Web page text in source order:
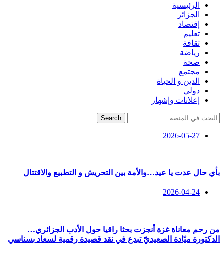
الرئيسية
الجزائر
إقتصاد
تعليم
ثقافة
رياضة
صحة
مجتمع
الدين و الحياة
دولي
إعلانات وإشهار
Search
2026-05-27
بأي حال عدت يا عيد…والأمة بين التحريش و التطبيع والاقتتال
2026-04-24
من رحم معاناة غزة أنجزت بحثا راقيا حول الأدب الجزائري…
الدكتورة ميّادة الصعيديّ تبدع في نقد قصيدة رقمية لسعاد بسناسي